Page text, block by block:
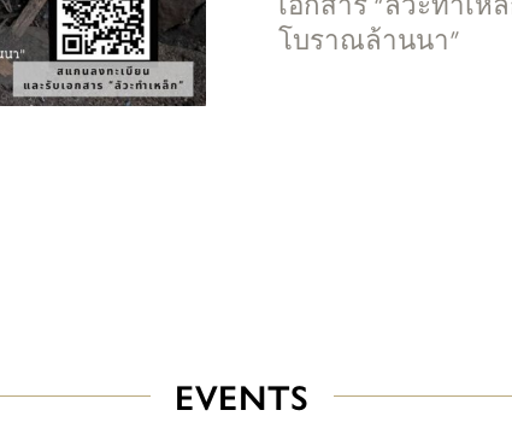
โบราณล้านนา”
EVENTS